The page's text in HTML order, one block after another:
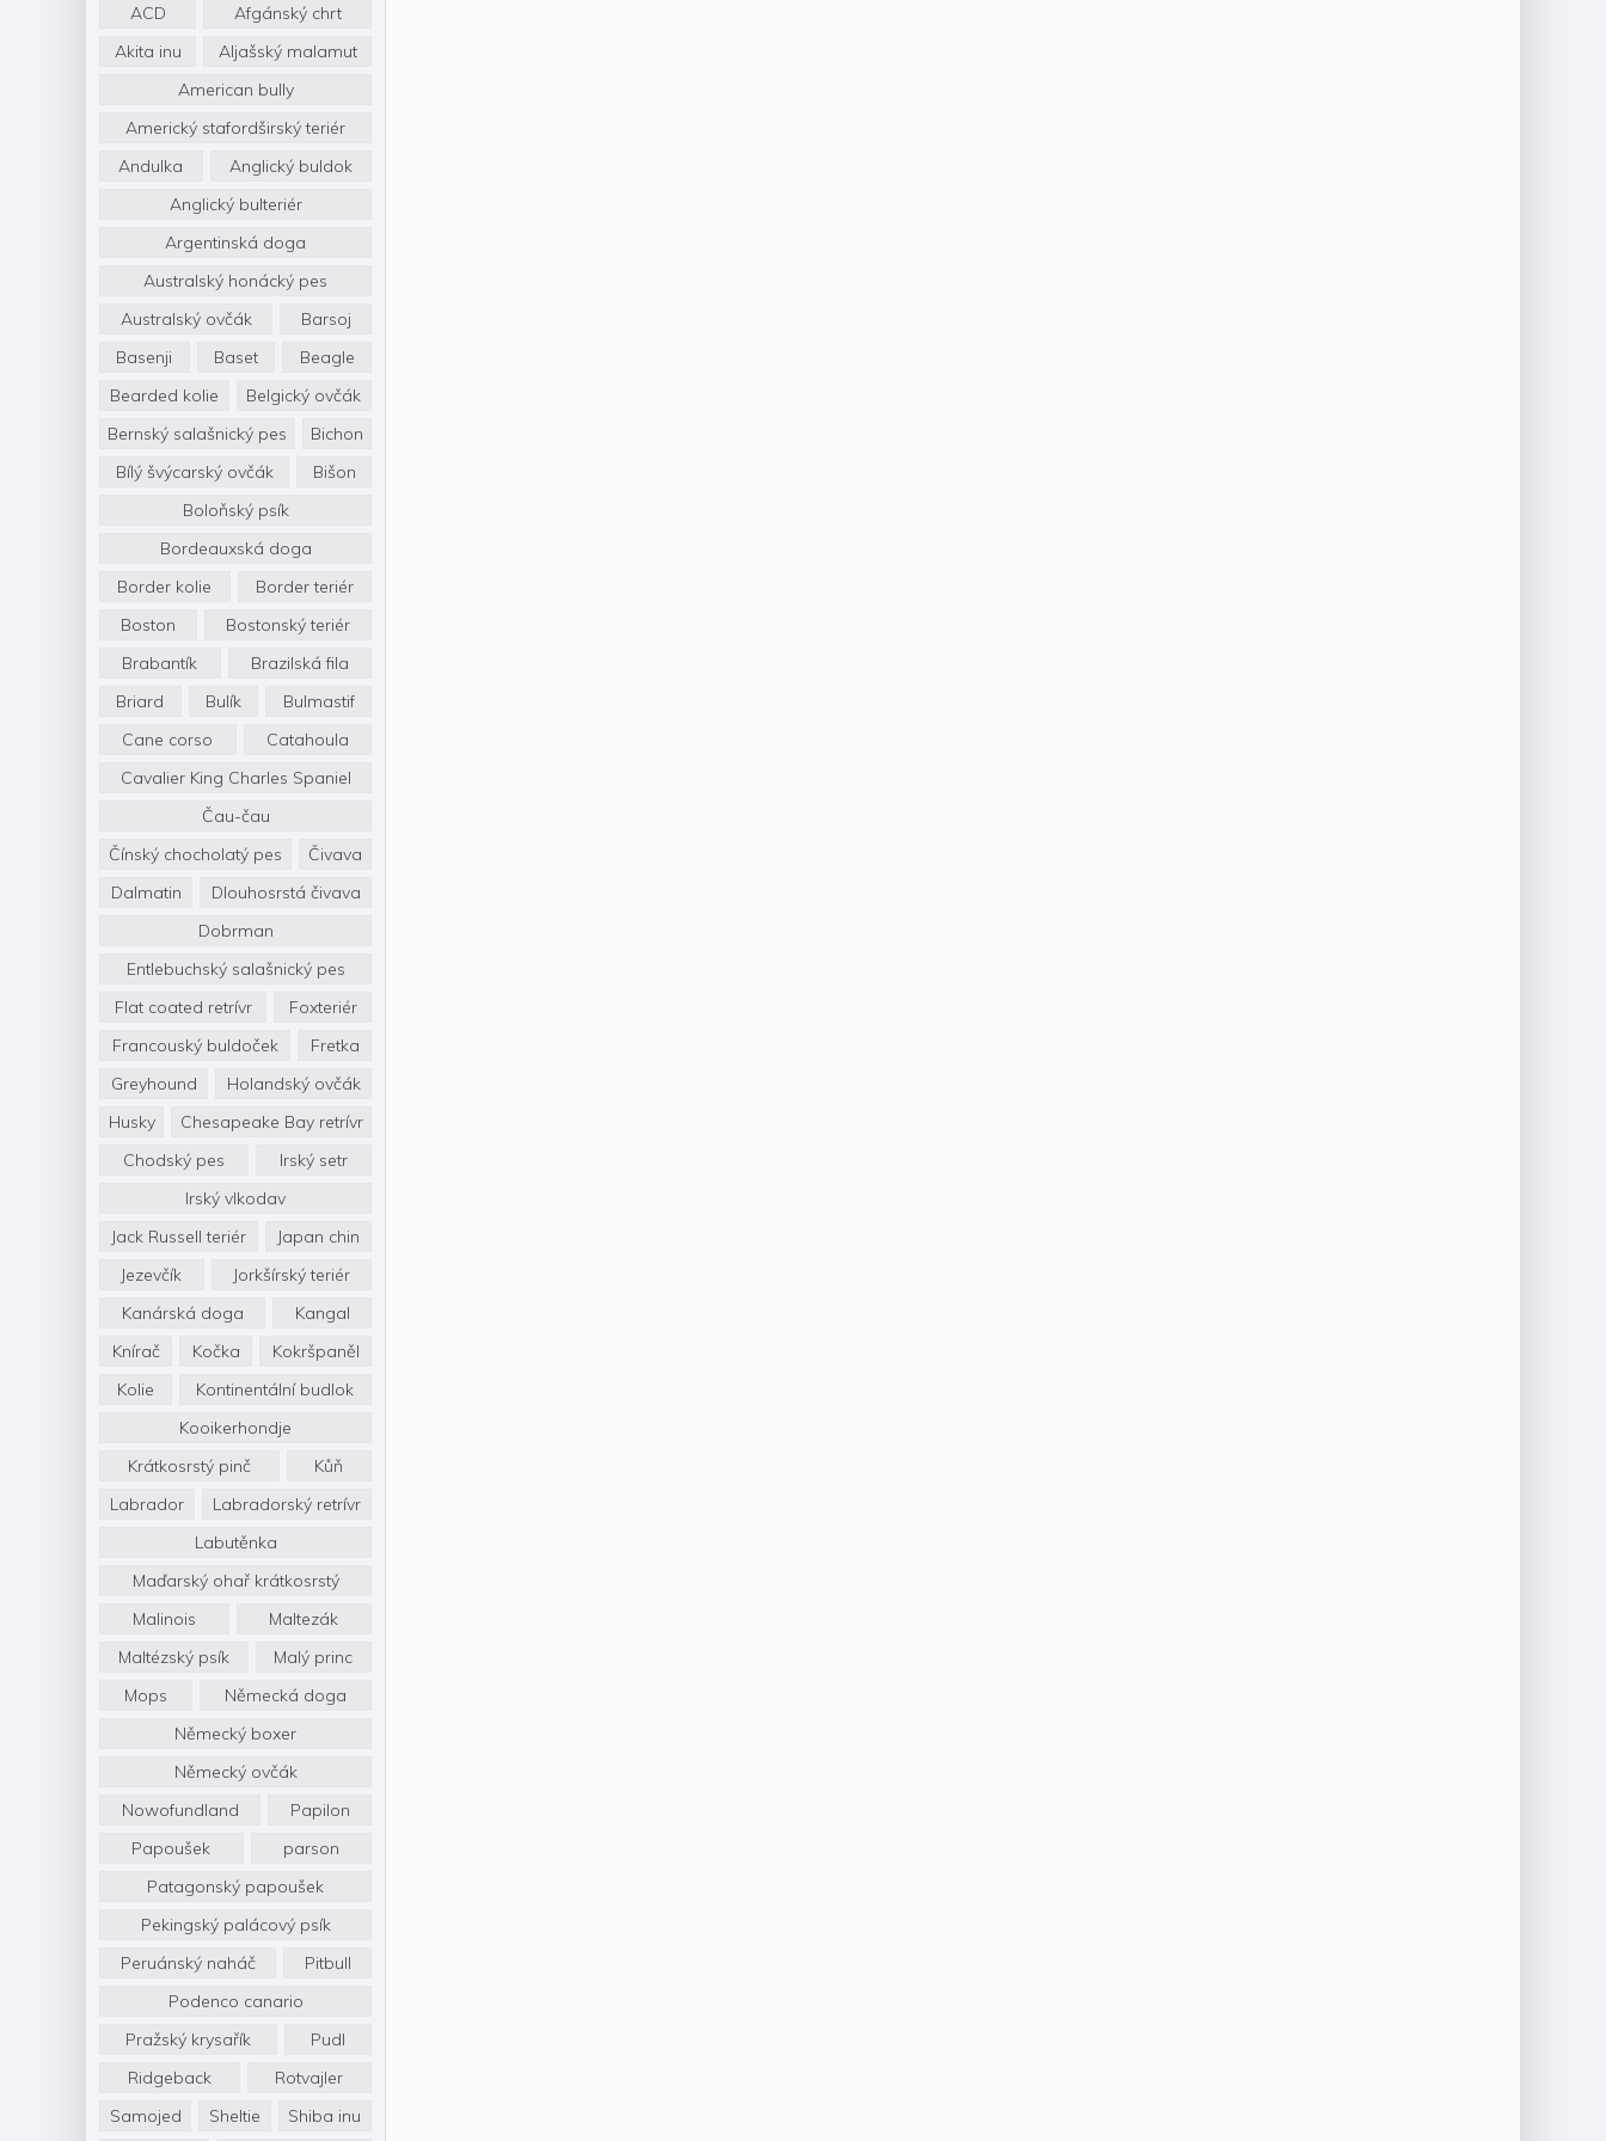
ACD
Afgánský chrt
Akita inu
Aljašský malamut
American bully
Americký stafordširský teriér
Andulka
Anglický buldok
Anglický bulteriér
Argentinská doga
Australský honácký pes
Australský ovčák
Barsoj
Basenji
Baset
Beagle
Bearded kolie
Belgický ovčák
Bernský salašnický pes
Bichon
Bílý švýcarský ovčák
Bišon
Boloňský psík
Bordeauxská doga
Border kolie
Border teriér
Boston
Bostonský teriér
Brabantík
Brazilská fila
Briard
Bulík
Bulmastif
Cane corso
Catahoula
Cavalier King Charles Spaniel
Čau-čau
Čínský chocholatý pes
Čivava
Dalmatin
Dlouhosrstá čivava
Dobrman
Entlebuchský salašnický pes
Flat coated retrívr
Foxteriér
Francouský buldoček
Fretka
Greyhound
Holandský ovčák
Husky
Chesapeake Bay retrívr
Chodský pes
Irský setr
Irský vlkodav
Jack Russell teriér
Japan chin
Jezevčík
Jorkšírský teriér
Kanárská doga
Kangal
Knírač
Kočka
Kokršpaněl
Kolie
Kontinentální budlok
Kooikerhondje
Krátkosrstý pinč
Kůň
Labrador
Labradorský retrívr
Labutěnka
Maďarský ohař krátkosrstý
Malinois
Maltezák
Maltézský psík
Malý princ
Mops
Německá doga
Německý boxer
Německý ovčák
Nowofundland
Papilon
Papoušek
parson
Patagonský papoušek
Pekingský palácový psík
Peruánský naháč
Pitbull
Podenco canario
Pražský krysařík
Pudl
Ridgeback
Rotvajler
Samojed
Sheltie Shiba inu